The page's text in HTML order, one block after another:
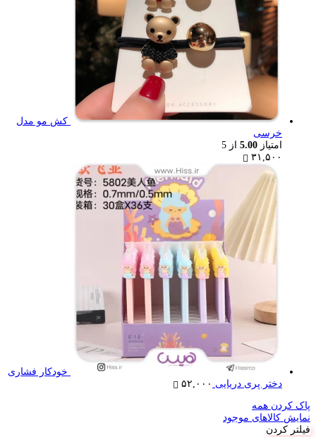
کش مو مدل
خرسی
امتیاز 5.00 از 5
۳۱,۵۰۰
خودکار فشاری
دختر پری دریایی ۵۲,۰۰۰
پاک کردن همه
نمایش کالاهای موجود
فیلتر کردن